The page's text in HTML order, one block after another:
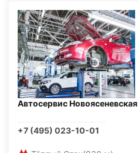
Автосервис Новоясеневская
+7 (495) 023-10-01